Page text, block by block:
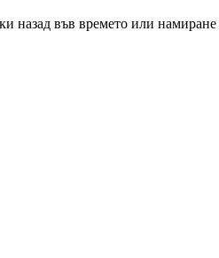
назад във времето или